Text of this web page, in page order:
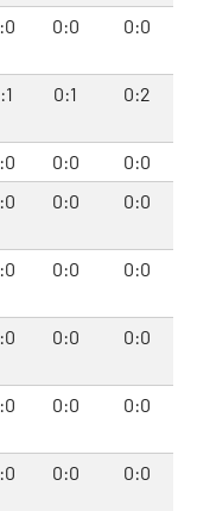
0:0 0:0
0:1 0:2
0:0
0:0
0:0 0:0
0:0 0:0
0:0 0:0
0:0 0:0
0:0 0:0